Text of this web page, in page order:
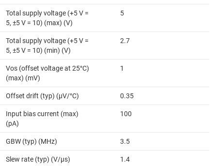
Total supply voltage (+5 V =
5, ±5 V = 10) (max) (V)
5
Total supply voltage (+5 V =
5, ±5 V = 10) (min) (V)
2.7
Vos (offset voltage at 25°C)
(max) (mV)
1
Offset drift (typ) (µV/°C) 0.35
Input bias current (max)
(pA)
100
GBW (typ) (MHz) 3.5
Slew rate (typ) (V/µs) 1.4